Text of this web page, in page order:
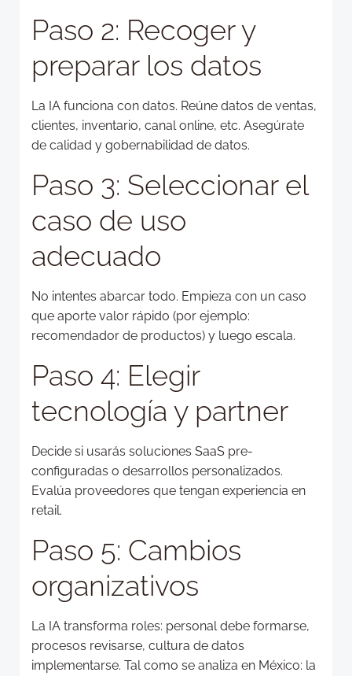
Paso 2: Recoger y
preparar los datos
La IA funciona con datos. Reúne datos de ventas,
clientes, inventario, canal online, etc. Asegúrate
de calidad y gobernabilidad de datos.
Paso 3: Seleccionar el
caso de uso
adecuado
No intentes abarcar todo. Empieza con un caso
que aporte valor rápido (por ejemplo:
recomendador de productos) y luego escala.
Paso 4: Elegir
tecnología y partner
Decide si usarás soluciones SaaS pre-
configuradas o desarrollos personalizados.
Evalúa proveedores que tengan experiencia en
retail.
Paso 5: Cambios
organizativos
La IA transforma roles: personal debe formarse,
procesos revisarse, cultura de datos
implementarse. Tal como se analiza en México: la